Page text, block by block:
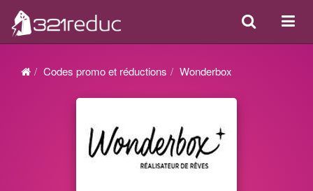
ou
Search
Codes promo et réductions Wonderbox